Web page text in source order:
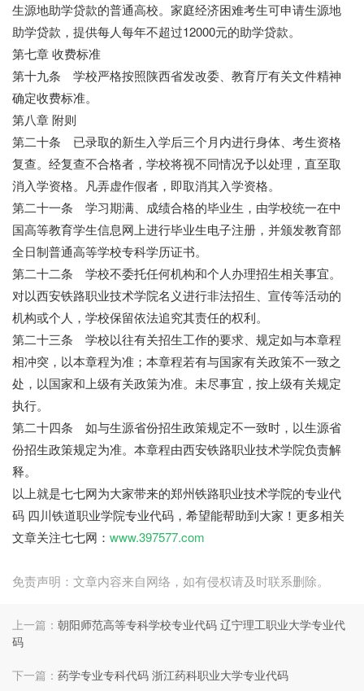
生源地助学贷款的普通高校。家庭经济困难考生可申请生源地
助学贷款，提供每人每年不超过12000元的助学贷款。
第七章 收费标准
第十九条 学校严格按照陕西省发改委、教育厅有关文件精神
确定收费标准。
第八章 附则
第二十条 已录取的新生入学后三个月内进行身体、考生资格
复查。经复查不合格者，学校将视不同情况予以处理，直至取
消入学资格。凡弄虚作假者，即取消其入学资格。
第二十一条 学习期满、成绩合格的毕业生，由学校统一在中
国高等教育学生信息网上进行毕业生电子注册，并颁发教育部
全日制普通高等学校专科学历证书。
第二十二条 学校不委托任何机构和个人办理招生相关事宜。
对以西安铁路职业技术学院名义进行非法招生、宣传等活动的
机构或个人，学校保留依法追究其责任的权利。
第二十三条 学校以往有关招生工作的要求、规定如与本章程
相冲突，以本章程为准；本章程若有与国家有关政策不一致之
处，以国家和上级有关政策为准。未尽事宜，按上级有关规定
执行。
第二十四条 如与生源省份招生政策规定不一致时，以生源省
份招生政策规定为准。本章程由西安铁路职业技术学院负责解
释。
以上就是七七网为大家带来的郑州铁路职业技术学院的专业代
码 四川铁道职业学院专业代码，希望能帮助到大家！更多相关
文章关注七七网： www.397577.com
免责声明：文章内容来自网络，如有侵权请及时联系删除。
上一篇： 朝阳师范高等专科学校专业代码 辽宁理工职业大学专业代
码
下一篇： 药学专业专科代码 浙江药科职业大学专业代码